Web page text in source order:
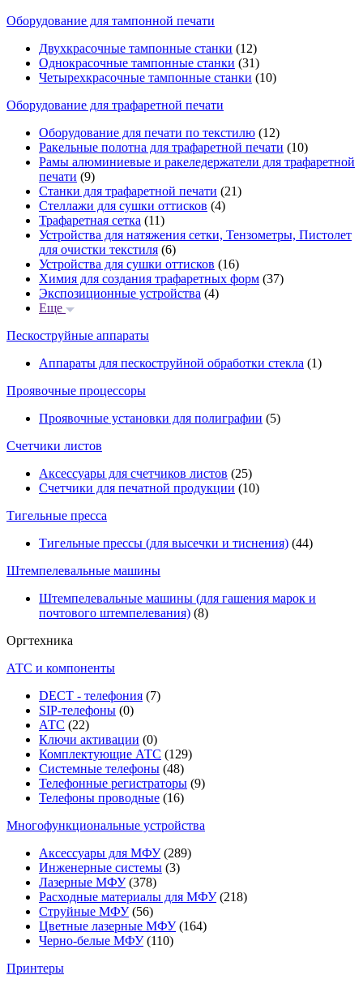
Оборудование для тампонной печати
Двухкрасочные тампонные станки (12)
Однокрасочные тампонные станки (31)
Четырехкрасочные тампонные станки (10)
Оборудование для трафаретной печати
Оборудование для печати по текстилю (12)
Ракельные полотна для трафаретной печати (10)
Рамы алюминиевые и ракеледержатели для трафаретной
печати (9)
Станки для трафаретной печати (21)
Стеллажи для сушки оттисков (4)
Трафаретная сетка (11)
Устройства для натяжения сетки, Тензометры, Пистолет
для очистки текстиля (6)
Устройства для сушки оттисков (16)
Химия для создания трафаретных форм (37)
Экспозиционные устройства (4)
Еще
Пескоструйные аппараты
Аппараты для пескоструйной обработки стекла (1)
Проявочные процессоры
Проявочные установки для полиграфии (5)
Счетчики листов
Аксессуары для счетчиков листов (25)
Счетчики для печатной продукции (10)
Тигельные пресса
Тигельные прессы (для высечки и тиснения) (44)
Штемпелевальные машины
Штемпелевальные машины (для гашения марок и
почтового штемпелевания) (8)
Оргтехника
АТС и компоненты
DECT - телефония (7)
SIP-телефоны (0)
АТС (22)
Ключи активации (0)
Комплектующие АТС (129)
Системные телефоны (48)
Телефонные регистраторы (9)
Телефоны проводные (16)
Многофункциональные устройства
Аксессуары для МФУ(289)
Инженерные системы (3)
Лазерные МФУ(378)
Расходные материалы для МФУ(218)
Струйные МФУ(56)
Цветные лазерные МФУ(164)
Черно-белые МФУ(110)
Принтеры